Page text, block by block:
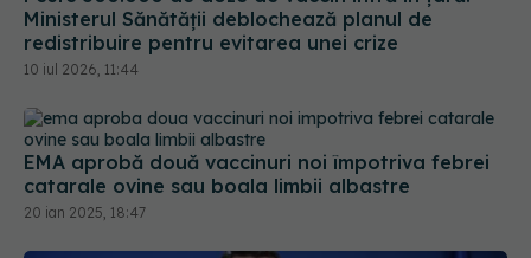
Ministerul Sănătății deblochează planul de
redistribuire pentru evitarea unei crize
10 iul 2026, 11:44
EMA aprobă două vaccinuri noi împotriva febrei
catarale ovine sau boala limbii albastre
20 ian 2025, 18:47